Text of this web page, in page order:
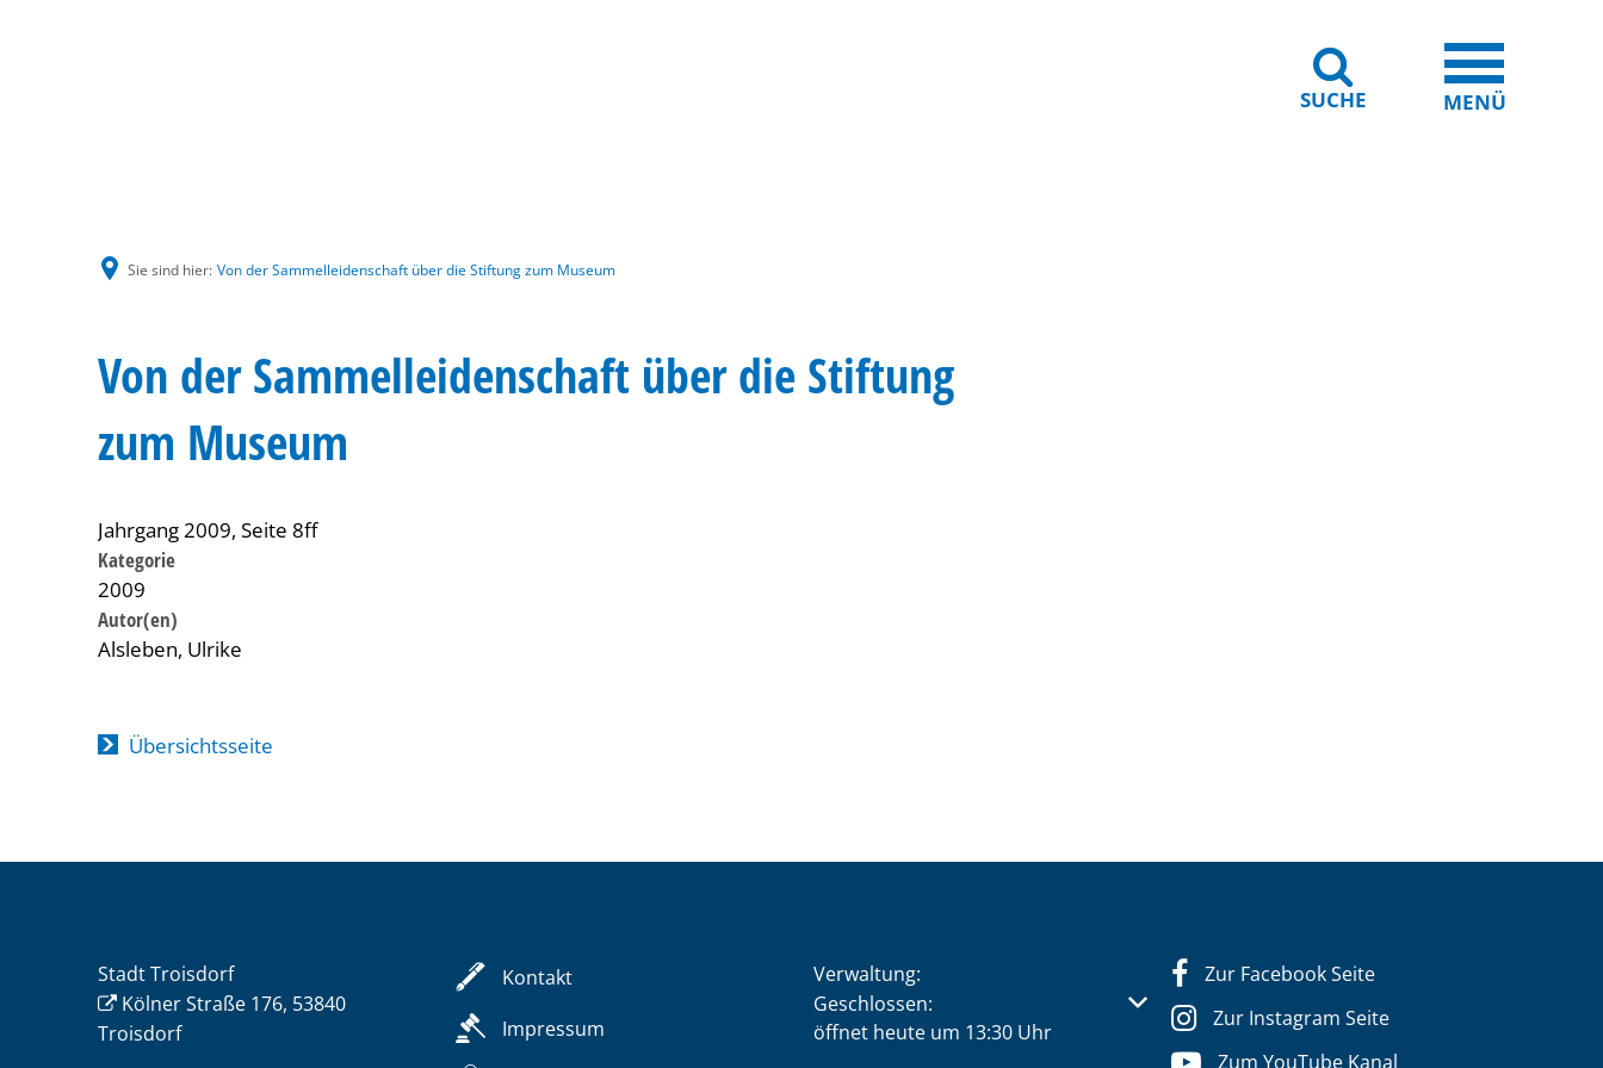
SUCHE MENÜ
Sie sind hier: Von der Sammelleidenschaft über die Stiftung zum Museum
Von der Sammelleidenschaft über die Stiftung
zum Museum
Jahrgang 2009, Seite 8ff
Kategorie
2009
Alsleben, Ulrike
Übersichtsseite
Stadt Troisdorf
Kölner Straße 176, 53840
Troisdorf
Kontakt
Impressum
Verwaltung:
Klicken, um weitere Öffnungs- oder Schließzeiten auszublenden
Geschlossen:
öffnet heute um 13:30 Uhr
Zur Facebook Seite
Zur Instagram Seite
Zum YouTube Kanal